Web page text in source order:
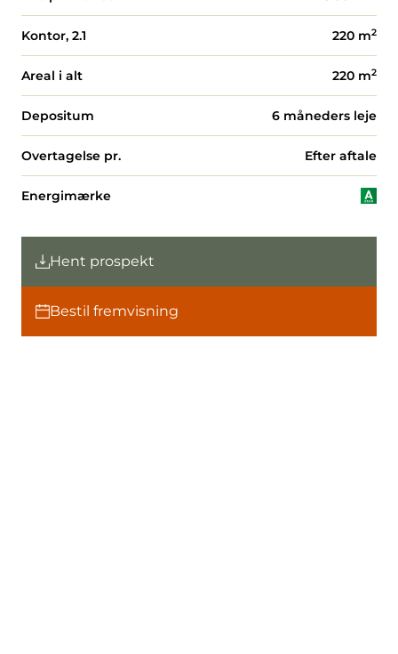
Kontor, 2.1 220 m2
Areal i alt 220 m2
Depositum 6 måneders leje
Overtagelse pr. Efter aftale
Energimærke
Hent prospekt
Bestil fremvisning